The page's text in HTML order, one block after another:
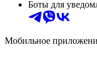
Боты для
Мобильное